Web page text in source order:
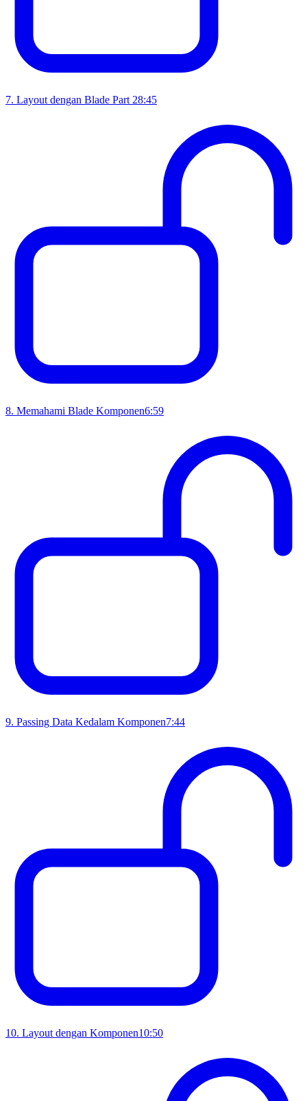
7. Layout dengan Blade Part 28:45
8. Memahami Blade Komponen6:59
9. Passing Data Kedalam Komponen7:44
10. Layout dengan Komponen10:50